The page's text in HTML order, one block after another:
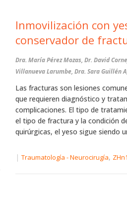
Inmovilización con
conservador de
Dra. María Pérez Mozas, Dr. David
Villanueva Larumbe, Dra. Sara Guillén
Las fracturas son lesiones
que requieren diagnóstico y
complicaciones. El tipo de
el tipo de fractura y la condición
quirúrgicas, el yeso sigue siendo
| Traumatología - Neurocirugía,